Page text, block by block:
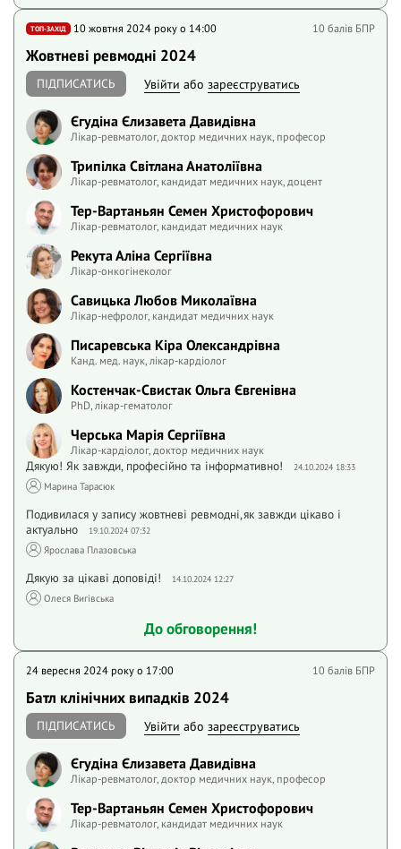
ТОП-ЗАХІД 10 жовтня 2024 року o 14:00 10 балів БПР
Жовтневі ревмодні 2024
ПІДПИСАТИСЬ Увійти або зареєструватись
Єгудіна Єлизавета Давидівна
Лікар-ревматолог, доктор медичних наук, професор
Трипілка Світлана Анатоліївна
Лікар-ревматолог, кандидат медичних наук, доцент
Тер-Вартаньян Семен Христофорович
Лікар-ревматолог, кандидат медичних наук
Рекута Аліна Сергіївна
Лікар-онкогінеколог
Савицька Любов Миколаївна
Лікар-нефролог, кандидат медичних наук
Писаревська Кіра Олександрівна
Канд. мед. наук, лікар-кардіолог
Костенчак-Свистак Ольга Євгенівна
PhD, лікар-гематолог
Черська Марія Сергіївна
Лікар-кардіолог, доктор медичних наук
Дякую! Як завжди, професійно та інформативно! 24.10.2024 18:33
Марина Тарасюк
Подивилася у запису жовтневі ревмодні,як завжди цікаво і
актуально
19.10.2024 07:32
Ярослава Плазовська
Дякую за цікаві доповіді! 14.10.2024 12:27
Олеся Вигiвська
До обговорення!
24 вересня 2024 року o 17:00 10 балів БПР
Батл клінічних випадків 2024
ПІДПИСАТИСЬ Увійти або зареєструватись
Єгудіна Єлизавета Давидівна
Лікар-ревматолог, доктор медичних наук, професор
Тер-Вартаньян Семен Христофорович
Лікар-ревматолог, кандидат медичних наук